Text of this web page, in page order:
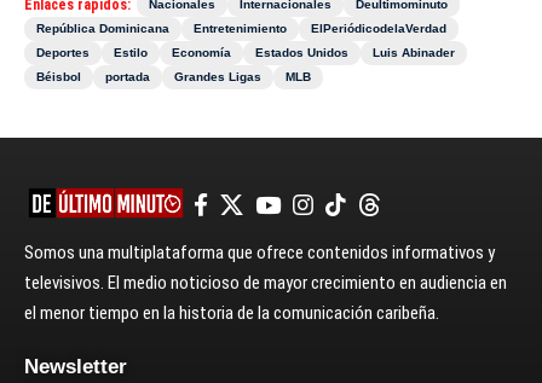
Enlaces rápidos: Nacionales Internacionales
Deultimominuto
República Dominicana
Entretenimiento
ElPeriódicodelaVerdad
Deportes
Estilo Economía Estados Unidos
Luis Abinader
Béisbol
portada Grandes Ligas MLB
Somos una multiplataforma que ofrece contenidos informativos y
televisivos. El medio noticioso de mayor crecimiento en audiencia en
el menor tiempo en la historia de la comunicación caribeña.
Newsletter